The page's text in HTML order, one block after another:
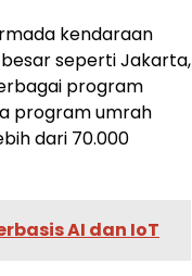
kendaraan
seperti Jakarta,
program
program umrah
dari 70.000
AI dan IoT